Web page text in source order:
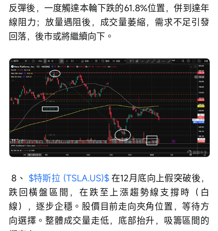
反彈後，一度觸達本輪下跌的61.8%位置，併到達年
線阻力；放量遇阻後，成交量萎縮，需求不足引發
回落，後市或將繼續向下。
8、 $特斯拉 (TSLA.US)$ 在12月底向上假突破後，
跌回橫盤區間，在跌至上漲趨勢線支撐時（白
線），逐步企穩。股價目前走向夾角位置，等待方
向選擇。整體成交量走低，底部抬升，吸籌區間的